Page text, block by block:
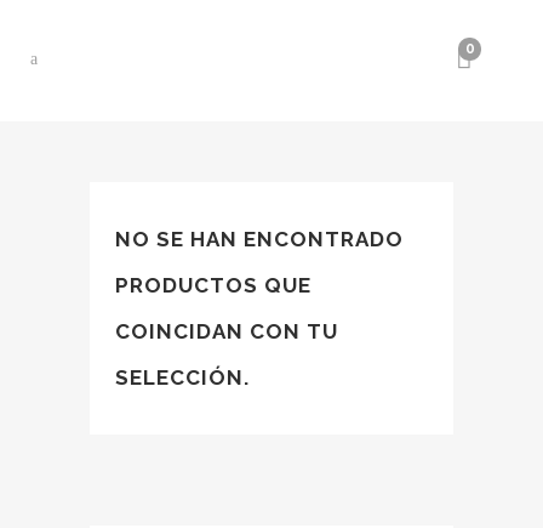
0
NO SE HAN ENCONTRADO
PRODUCTOS QUE
COINCIDAN CON TU
SELECCIÓN.